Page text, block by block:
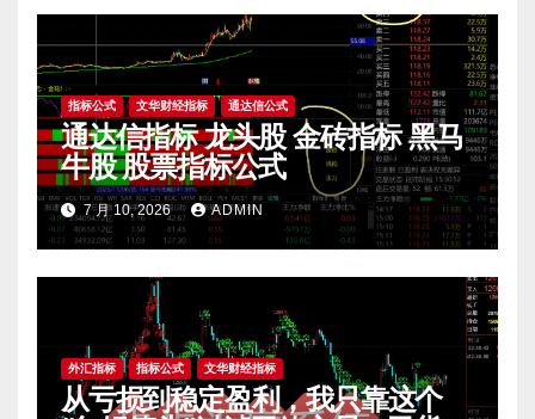
指标公式 文华财经指标 通达信公式
通达信指标 龙头股 金砖指标 黑马
牛股 股票指标公式
7 月 10, 2026 ADMIN
外汇指标 指标公式 文华财经指标
从亏损到稳定盈利，我只靠这个